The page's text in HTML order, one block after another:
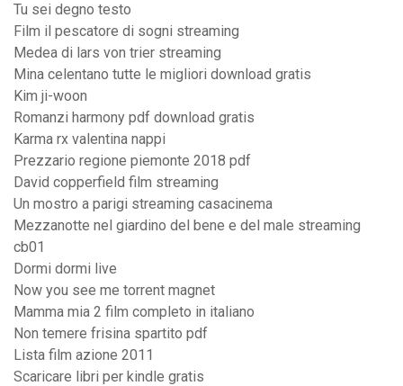
Tu sei degno testo
Film il pescatore di sogni streaming
Medea di lars von trier streaming
Mina celentano tutte le migliori download gratis
Kim ji-woon
Romanzi harmony pdf download gratis
Karma rx valentina nappi
Prezzario regione piemonte 2018 pdf
David copperfield film streaming
Un mostro a parigi streaming casacinema
Mezzanotte nel giardino del bene e del male streaming
cb01
Dormi dormi live
Now you see me torrent magnet
Mamma mia 2 film completo in italiano
Non temere frisina spartito pdf
Lista film azione 2011
Scaricare libri per kindle gratis